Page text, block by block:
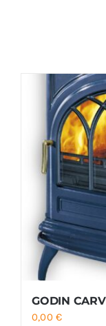
Cuisinières
GODIN
0,00€